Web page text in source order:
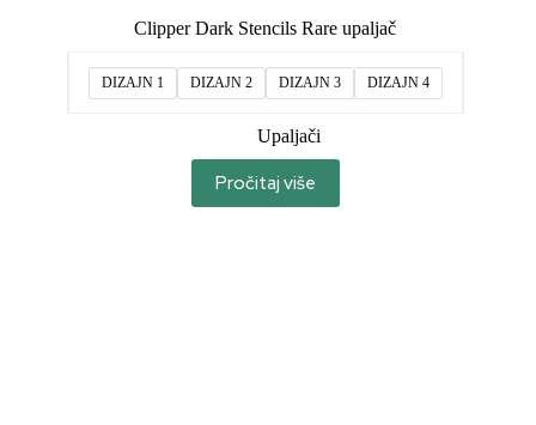
Clipper Dark Stencils Rare upaljač
DIZAJN 1 DIZAJN 2 DIZAJN 3 DIZAJN 4
Upaljači
Pročitaj više